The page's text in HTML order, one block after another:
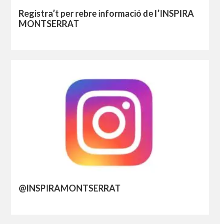
Registra’t per rebre informació de l’INSPIRA
MONTSERRAT
@INSPIRAMONTSERRAT